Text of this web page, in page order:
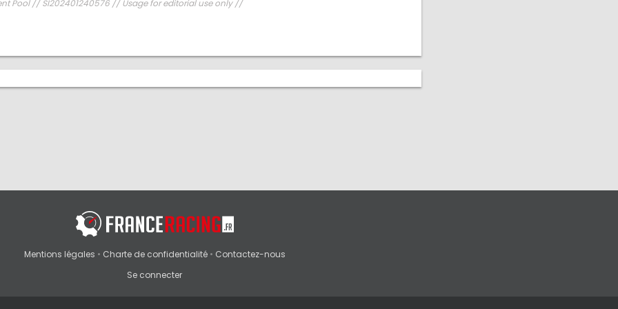
Pool // SI202401240576 // Usage for editorial use only //
Mentions légales • Charte de confidentialité• Contactez-nous
Se connecter